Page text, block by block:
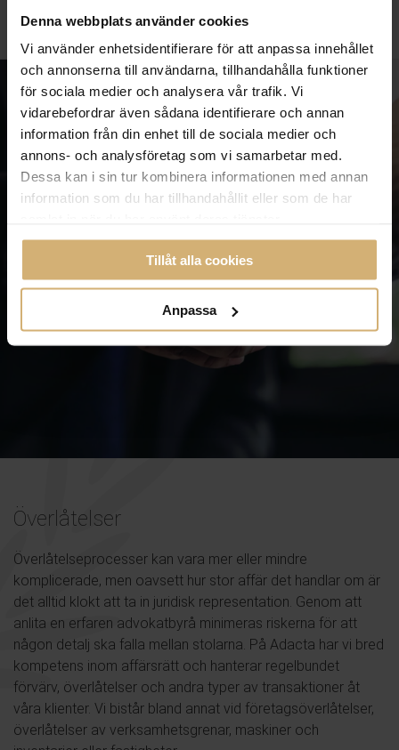
Denna webbplats använder cookies
Vi använder enhetsidentifierare för att anpassa innehållet
och annonserna till användarna, tillhandahålla funktioner
för sociala medier och analysera vår trafik. Vi
vidarebefordrar även sådana identifierare och annan
information från din enhet till de sociala medier och
annons- och analysföretag som vi samarbetar med.
Dessa kan i sin tur kombinera informationen med annan
information som du har tillhandahållit eller som de har
Tillåt alla cookies
Anpassa
Överlåtelser
Överlåtelseprocesser kan vara mer eller mindre
komplicerade, men oavsett hur stor affär det handlar om är
det alltid klokt att ta in juridisk representation. Genom att
anlita en erfaren advokatbyrå minimeras riskerna för att
någon detalj ska falla mellan stolarna. På Adacta har vi bred
kompetens inom affärsrätt och hanterar regelbundet
förvärv, överlåtelser och andra typer av transaktioner åt
våra klienter. Vi bistår bland annat vid företagsöverlåtelser,
överlåtelser av verksamhetsgrenar, maskiner och